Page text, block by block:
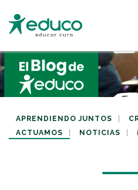
MIS
MIS
MIS RETOS
APRENDIENDO JUNTOS
ACTUAMOS
NOTICIAS